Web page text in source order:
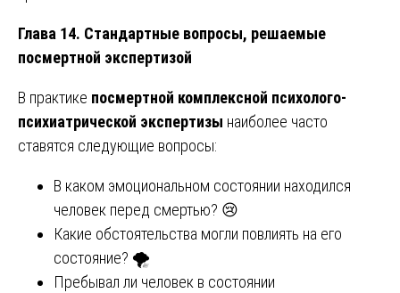
Глава 14. Стандартные вопросы, решаемые
посмертной экспертизой
В практике посмертной комплексной психолого-
психиатрической экспертизы наиболее часто
ставятся следующие вопросы:
В каком эмоциональном состоянии находился
человек перед смертью? 😢
Какие обстоятельства могли повлиять на его
состояние? 🌪️
Пребывал ли человек в состоянии